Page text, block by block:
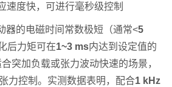
速度快，可进行毫秒级控制
器的电磁时间常数极短（通常<5
后力矩可在1~3 ms内达到设定值的
突加负载或张力波动快速的场景，
力控制。实测数据表明，配合1 kHz